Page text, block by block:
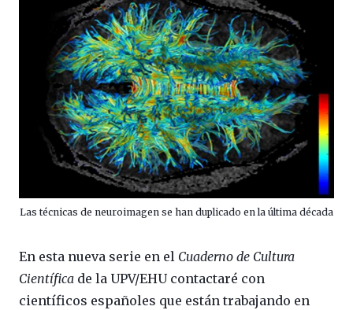
Las técnicas de neuroimagen se han duplicado en la última década
En esta nueva serie en el Cuaderno de Cultura
Científica de la UPV/EHU contactaré con
científicos españoles que están trabajando en